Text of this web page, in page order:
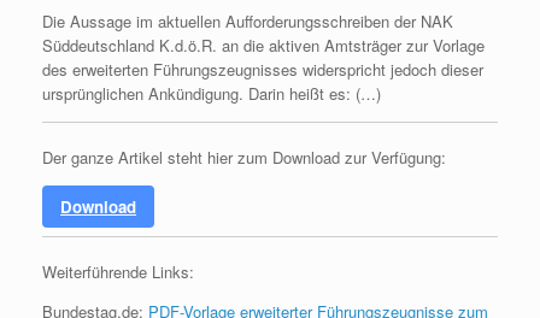
Die Aussage im aktuellen Aufforderungsschreiben der NAK
Süddeutschland K.d.ö.R. an die aktiven Amtsträger zur Vorlage
des erweiterten Führungszeugnisses widerspricht jedoch dieser
ursprünglichen Ankündigung. Darin heißt es: (…)
Der ganze Artikel steht hier zum Download zur Verfügung:
Download
Weiterführende Links:
Bundestag.de: PDF-Vorlage erweiterter Führungszeugnisse zum